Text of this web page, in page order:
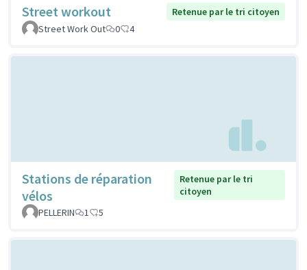
Street workout
Retenue par le tri citoyen
Street Work Out
0 4
Stations de réparation
vélos
Retenue par le tri
citoyen
PELLERIN
1 5